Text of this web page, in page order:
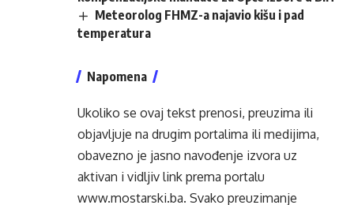
Meteorolog FHMZ-a najavio kišu i pad
temperatura
Napomena
Ukoliko se ovaj tekst prenosi, preuzima ili
objavljuje na drugim portalima ili medijima,
obavezno je jasno navođenje izvora uz
aktivan i vidljiv link prema portalu
www.mostarski.ba. Svako preuzimanje